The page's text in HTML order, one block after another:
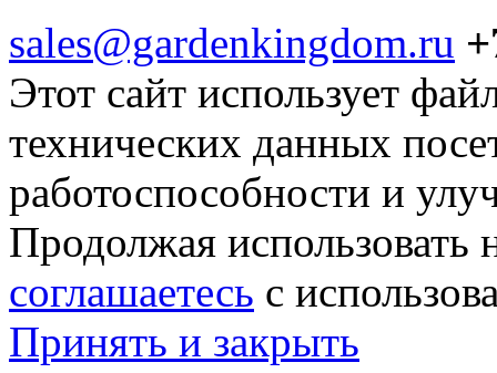
sales@gardenkingdom.ru
Этот сайт использует
технических данных
работоспособности и
Продолжая использовать
соглашаетесь с
Принять и закрыть